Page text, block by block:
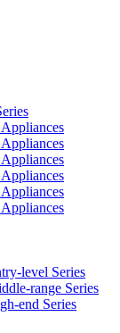
level Series
range Series
end Series